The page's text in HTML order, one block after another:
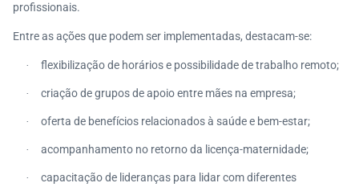
profissionais.
Entre as ações que podem ser implementadas, destacam-se:
· flexibilização de horários e possibilidade de trabalho remoto;
· criação de grupos de apoio entre mães na empresa;
· oferta de benefícios relacionados à saúde e bem-estar;
· acompanhamento no retorno da licença-maternidade;
·
capacitação de lideranças para lidar com diferentes